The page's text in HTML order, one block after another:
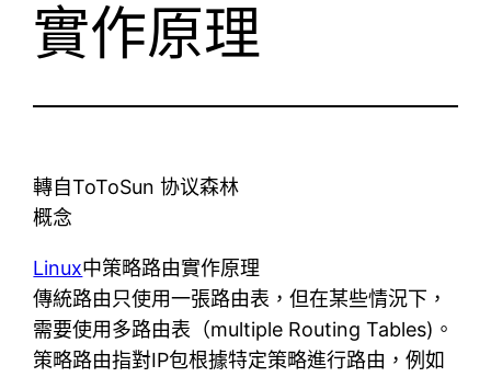
實作原理
轉自ToToSun 协议森林
概念
Linux中策略路由實作原理
傳統路由只使用一張路由表，但在某些情況下，
需要使用多路由表（multiple Routing Tables)。
策略路由指對IP包根據特定策略進行路由，例如